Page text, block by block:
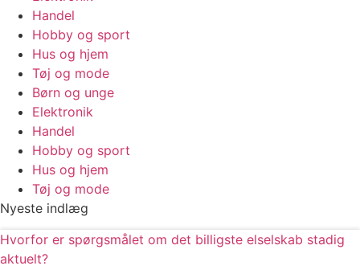
Handel
Hobby og sport
Hus og hjem
Tøj og mode
Børn og unge
Elektronik
Handel
Hobby og sport
Hus og hjem
Tøj og mode
Nyeste indlæg
Hvorfor er spørgsmålet om det billigste elselskab stadig
aktuelt?